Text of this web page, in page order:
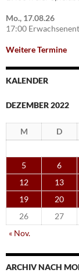
Mo., 17.08.26
17:00
Weitere Termine
KALENDER
DEZEMBER 2022
M D
5
6
12
13
19
20
26
27
« Nov.
ARCHIV NACH